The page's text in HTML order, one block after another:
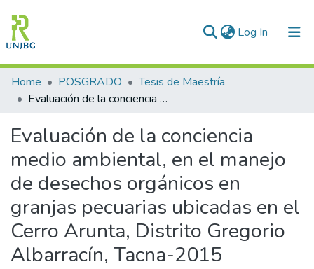
Log In (current)
Communities & Collections
All of DSpace
Statistics
Enviar tesis
Home POSGRADO
Tesis de Maestría
Evaluación de la conciencia medio ambiental, en el manejo de desechos orgánicos en granjas pecuarias ubicadas en el Cerro Arunta, Distrito Gregorio Albarracín, Tacna-2015
Evaluación de la conciencia
medio ambiental, en el manejo
de desechos orgánicos en
granjas pecuarias ubicadas en el
Cerro Arunta, Distrito Gregorio
Albarracín, Tacna-2015